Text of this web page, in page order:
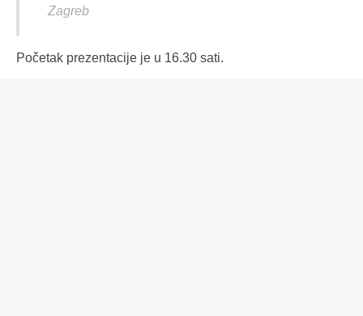
Zagreb
Početak prezentacije je u 16.30 sati.